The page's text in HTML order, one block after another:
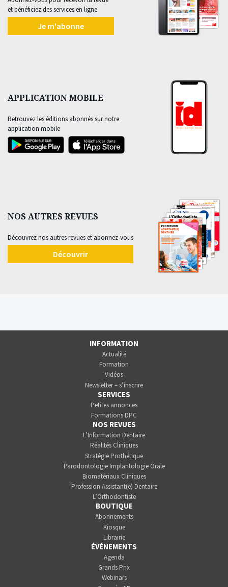
et bénéficiez des services en ligne
Je m'abonne
APPLICATION MOBILE
Retrouvez les éditions abonnés sur notre
application mobile
NOS AUTRES REVUES
Découvrez nos autres revues et abonnez-vous
Découvrir
INFORMATION
Actualité
Formation
Vidéos
Newsletter – s’inscrire
SERVICES
Petites annonces
Formations DPC
NOS REVUES
L’Information Dentaire
Réalités Cliniques
Stratégie Prothétique
Parodontologie Implantologie Orale
Biomatériaux Cliniques
Profession Assistant(e) Dentaire
L’Orthodontiste
BOUTIQUE
Abonnements
Kiosque
Librairie
ÉVÉNEMENTS
Agenda
Grands Prix
Webinars